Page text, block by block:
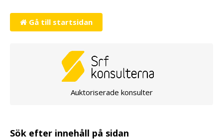
Gå till startsidan
Auktoriserade konsulter
Sök efter innehåll på sidan